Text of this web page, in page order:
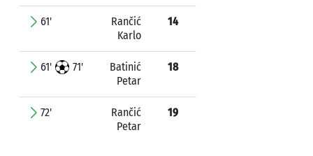
61'
Rančić
Karlo
14
61' 71'
Batinić
Petar
18
72'
Rančić
Petar
19